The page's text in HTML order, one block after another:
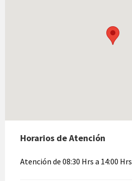
Horarios de Atención
Atención de 08:30 Hrs a 14:00 Hrs